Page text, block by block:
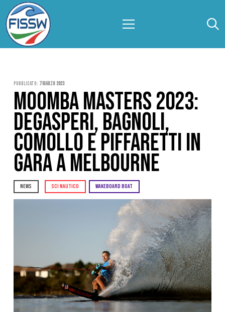
Pubblicato: 7 Marzo 2023
MOOMBA MASTERS 2023:
DEGASPERI, BAGNOLI,
COMOLLO E PIFFARETTI IN
GARA A MELBOURNE
NEWS SCI NAUTICO WAKEBOARD BOAT